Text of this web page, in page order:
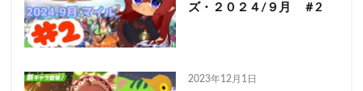
ズ・２０２４/９月 ＃2
2023年12月1日